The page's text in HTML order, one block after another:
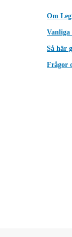
Om
Så här
Frågor